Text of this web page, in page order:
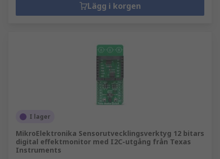
Lägg i korgen
I lager
MikroElektronika Sensorutvecklingsverktyg 12 bitars
digital effektmonitor med I2C-utgång från Texas
Instruments